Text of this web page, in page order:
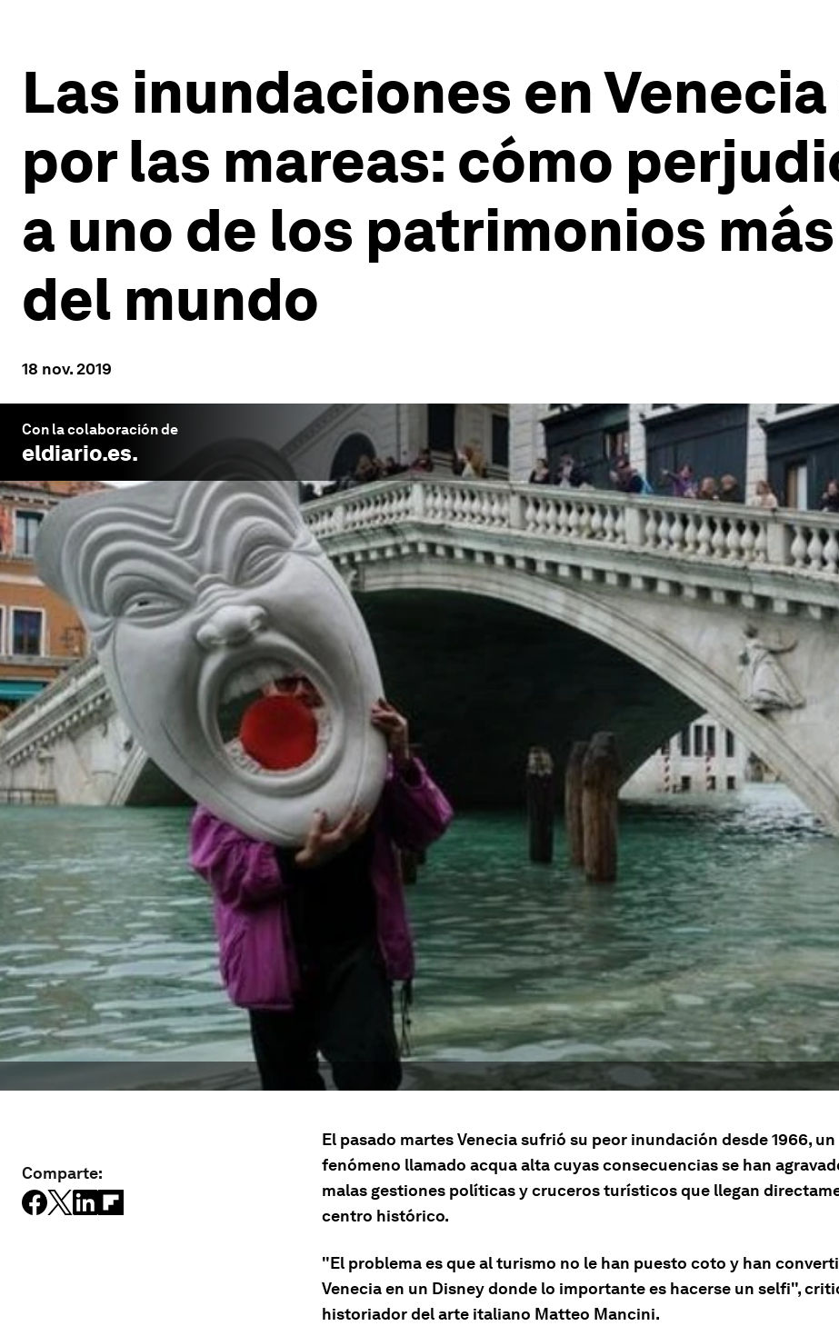
Las inundaciones en
por las mareas: cómo
a uno de los patrimonios
del mundo
18 nov. 2019
Con la colaboración de
eldiario.es.
Comparte:
El pasado martes Venecia sufrió su peor inundación desde 1966, un
fenómeno llamado acqua altacuyas consecuencias se han
malas gestiones políticas y cruceros turísticos que llegan
centro histórico.
"El problema es que al turismo no le han puesto coto y han
Venecia en un Disney donde lo importante es hacerse un selfi",
historiador del arte italiano Matteo Mancini.